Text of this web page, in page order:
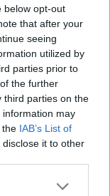
below opt-out
that after your
seeing
utilized by
parties prior to
the further
third parties on the
information may
the IAB’s List of
it to other
cu
Se